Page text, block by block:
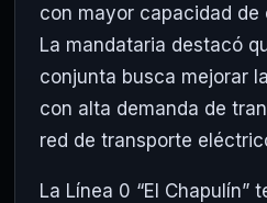
con mayor capacidad de
La mandataria destacó
conjunta busca mejorar
con alta demanda de
red de transporte
La Línea 0 “El Chapulín”